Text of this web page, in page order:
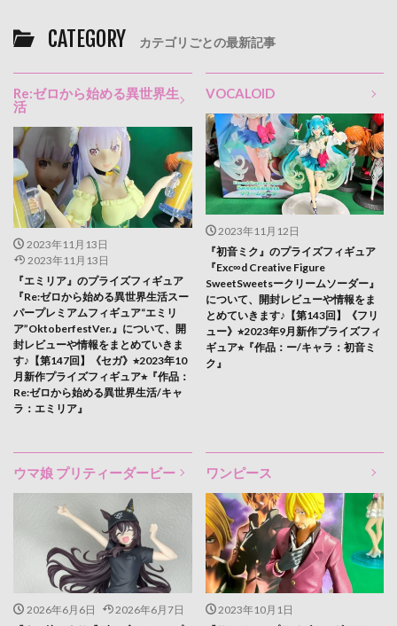
CATEGORY カテゴリごとの最新記事
Re:ゼロから始める異世界生
活
2023年11月13日
2023年11月13日
『エミリア』のプライズフィギュア
『Re:ゼロから始める異世界生活スー
パープレミアムフィギュア“エミリ
ア”OktoberfestVer.』について、開
封レビューや情報をまとめていきま
す♪【第147回】《セガ》⭐︎2023年10
月新作プライズフィギュア⭐︎『作品：
Re:ゼロから始める異世界生活/キャ
ラ：エミリア』
VOCALOID
2023年11月12日
『初音ミク』のプライズフィギュア
『Exc∞d Creative Figure
SweetSweetsークリームソーダー』
について、開封レビューや情報をま
とめていきます♪【第143回】《フリ
ュー》⭐︎2023年9月新作プライズフィ
ギュア⭐︎『作品：ー/キャラ：初音ミ
ク』
ウマ娘 プリティーダービー
2026年6月6日
2026年6月7日
ワンピース
2023年10月1日